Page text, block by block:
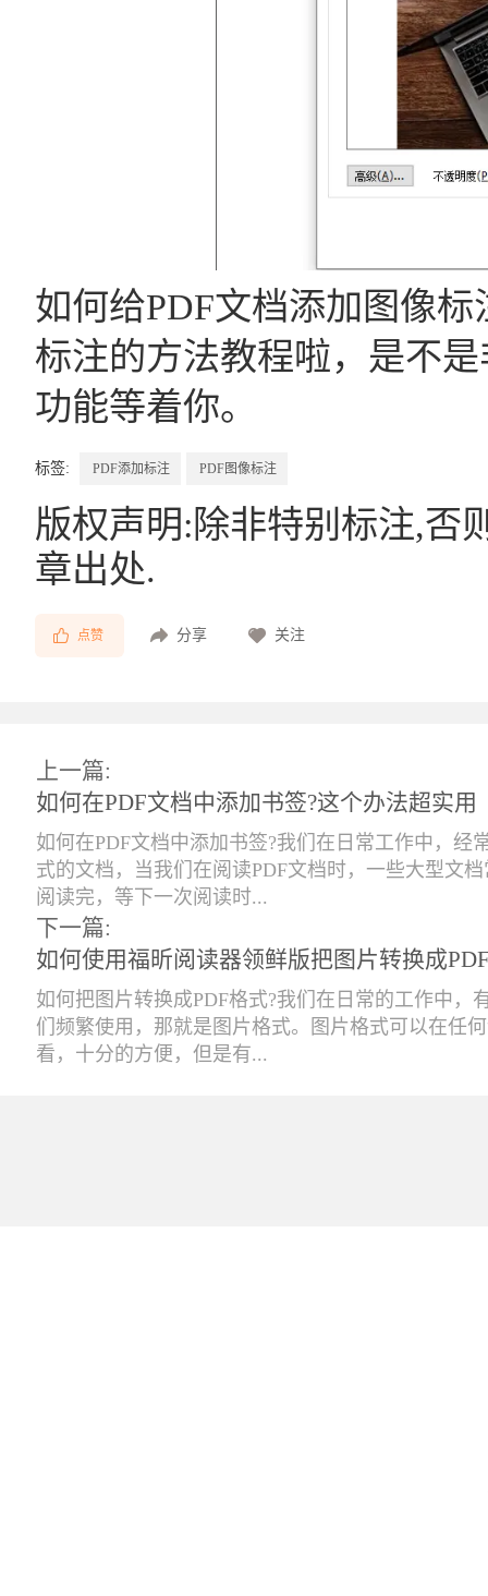
如何给PDF文档添加图像
标注的方法教程啦，是不
功能等着你。
标签: PDF添加标注 PDF图像标注
版权声明:除非特别标注,否
章出处.
点赞 分享 关注
上一篇:
如何在PDF文档中添加书签?这个办法超实用
如何在PDF文档中添加书签?我们在日常工作中，经
式的文档，当我们在阅读PDF文档时，一些大型文
阅读完，等下一次阅读时...
下一篇:
如何使用福昕阅读器领鲜版把图片转换成
如何把图片转换成PDF格式?我们在日常的工作中，
们频繁使用，那就是图片格式。图片格式可以在任
看，十分的方便，但是有...